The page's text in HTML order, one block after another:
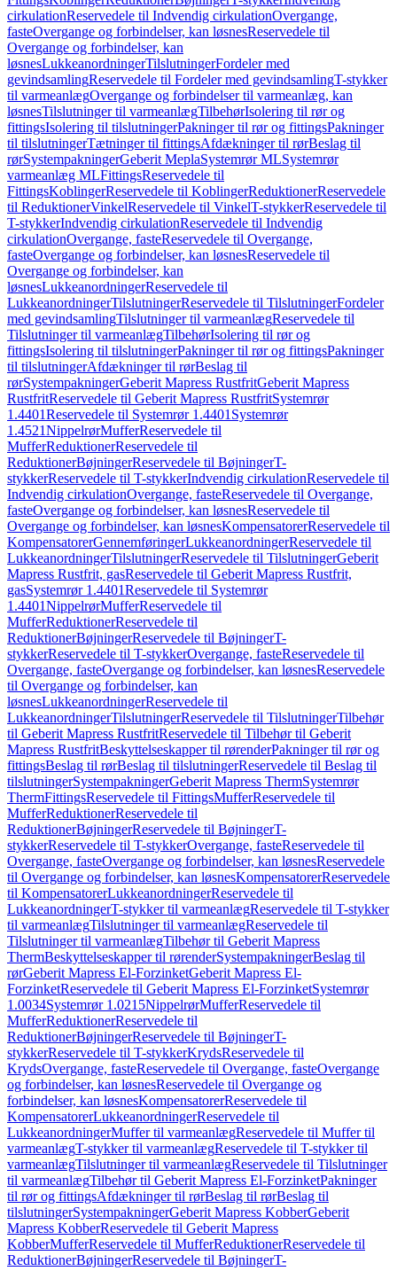
cirkulationReservedele til Indvendig cirkulationOvergange,
fasteOvergange og forbindelser, kan løsnesReservedele til
Overgange og forbindelser, kan
løsnesLukkeanordningerTilslutningerFordeler med
gevindsamlingReservedele til Fordeler med gevindsamlingT-stykker
til varmeanlægOvergange og forbindelser til varmeanlæg, kan
løsnesTilslutninger til varmeanlægTilbehørIsolering til rør og
fittingsIsolering til tilslutningerPakninger til rør og fittingsPakninger
til tilslutningerTætninger til fittingsAfdækninger til rørBeslag til
rørSystempakningerGeberit MeplaSystemrør MLSystemrør
varmeanlæg MLFittingsReservedele til
FittingsKoblingerReservedele til KoblingerReduktionerReservedele
til ReduktionerVinkelReservedele til VinkelT-stykkerReservedele til
T-stykkerIndvendig cirkulationReservedele til Indvendig
cirkulationOvergange, fasteReservedele til Overgange,
fasteOvergange og forbindelser, kan løsnesReservedele til
Overgange og forbindelser, kan
løsnesLukkeanordningerReservedele til
LukkeanordningerTilslutningerReservedele til TilslutningerFordeler
med gevindsamlingTilslutninger til varmeanlægReservedele til
Tilslutninger til varmeanlægTilbehørIsolering til rør og
fittingsIsolering til tilslutningerPakninger til rør og fittingsPakninger
til tilslutningerAfdækninger til rørBeslag til
rørSystempakningerGeberit Mapress RustfritGeberit Mapress
RustfritReservedele til Geberit Mapress RustfritSystemrør
1.4401Reservedele til Systemrør 1.4401 Systemrør
1.4521NippelrørMufferReservedele til
MufferReduktionerReservedele til
ReduktionerBøjningerReservedele til BøjningerT-
stykkerReservedele til T-stykkerIndvendig cirkulationReservedele til
Indvendig cirkulationOvergange, fasteReservedele til Overgange,
fasteOvergange og forbindelser, kan løsnesReservedele til
Overgange og forbindelser, kan løsnesKompensatorerReservedele til
KompensatorerGennemføringerLukkeanordningerReservedele til
LukkeanordningerTilslutningerReservedele til TilslutningerGeberit
Mapress Rustfrit, gasReservedele til Geberit Mapress Rustfrit,
gasSystemrør 1.4401Reservedele til Systemrør
1.4401NippelrørMufferReservedele til
MufferReduktionerReservedele til
ReduktionerBøjningerReservedele til BøjningerT-
stykkerReservedele til T-stykkerOvergange, fasteReservedele til
Overgange, fasteOvergange og forbindelser, kan løsnesReservedele
til Overgange og forbindelser, kan
løsnesLukkeanordningerReservedele til
LukkeanordningerTilslutningerReservedele til TilslutningerTilbehør
til Geberit Mapress RustfritReservedele til Tilbehør til Geberit
Mapress RustfritBeskyttelseskapper til rørenderPakninger til rør og
fittingsBeslag til rørBeslag til tilslutningerReservedele til Beslag til
tilslutningerSystempakningerGeberit Mapress ThermSystemrør
ThermFittingsReservedele til FittingsMufferReservedele til
MufferReduktionerReservedele til
ReduktionerBøjningerReservedele til BøjningerT-
stykkerReservedele til T-stykkerOvergange, fasteReservedele til
Overgange, fasteOvergange og forbindelser, kan løsnesReservedele
til Overgange og forbindelser, kan løsnesKompensatorerReservedele
til KompensatorerLukkeanordningerReservedele til
LukkeanordningerT-stykker til varmeanlægReservedele til T-stykker
til varmeanlægTilslutninger til varmeanlægReservedele til
Tilslutninger til varmeanlægTilbehør til Geberit Mapress
ThermBeskyttelseskapper til rørenderSystempakningerBeslag til
rørGeberit Mapress El-ForzinketGeberit Mapress El-
ForzinketReservedele til Geberit Mapress El-ForzinketSystemrør
1.0034Systemrør 1.0215NippelrørMufferReservedele til
MufferReduktionerReservedele til
ReduktionerBøjningerReservedele til BøjningerT-
stykkerReservedele til T-stykkerKrydsReservedele til
KrydsOvergange, fasteReservedele til Overgange, fasteOvergange
og forbindelser, kan løsnesReservedele til Overgange og
forbindelser, kan løsnesKompensatorerReservedele til
KompensatorerLukkeanordningerReservedele til
LukkeanordningerMuffer til varmeanlægReservedele til Muffer til
varmeanlægT-stykker til varmeanlægReservedele til T-stykker til
varmeanlægTilslutninger til varmeanlægReservedele til Tilslutninger
til varmeanlægTilbehør til Geberit Mapress El-ForzinketPakninger
til rør og fittingsAfdækninger til rørBeslag til rørBeslag til
tilslutningerSystempakningerGeberit Mapress KobberGeberit
Mapress KobberReservedele til Geberit Mapress
KobberMufferReservedele til MufferReduktionerReservedele til
ReduktionerBøjningerReservedele til BøjningerT-